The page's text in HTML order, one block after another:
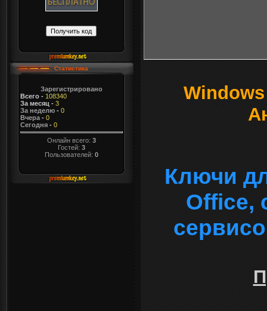
Статистика
Зарегистрировано
Всего- 108340
За месяц - 3
За неделю- 0
Вчера- 0
Сегодня- 0
Онлайн всего: 3
Гостей: 3
Пользователей: 0
Windows
Ключи
Office,